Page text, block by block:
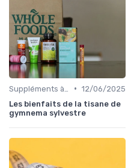
• 12/06/2025
Les bienfaits de la tisane de
gymnema sylvestre